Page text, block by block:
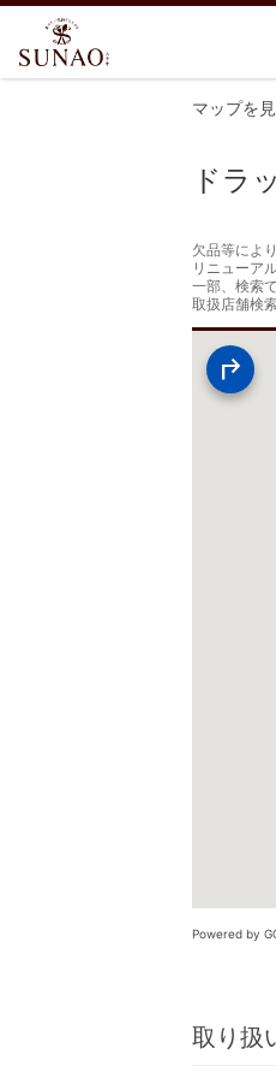
マップを
ドラ
欠品等によ
リニューア
一部、検索
取扱店舗検
Powered by
取り扱